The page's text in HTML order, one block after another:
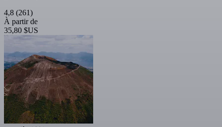
4,8 (261)
À partir de
35,80 $US